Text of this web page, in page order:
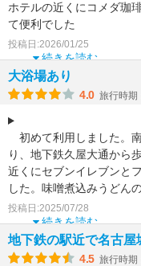
ホテルの近くにコメダ珈
て便利でした
またコンビニが数件あり
チェック続きを読む
投稿日:2026/01/25
大浴場あり
4.0 旅行時期
初めて利用しました。
り、地下鉄久屋大通から
近くにセブンイレブンと
した。味噌煮込みうどん
た。客室は平均的
続きを読む
投稿日:2025/07/28
地下鉄の駅近で名古屋
4.5 旅行時期